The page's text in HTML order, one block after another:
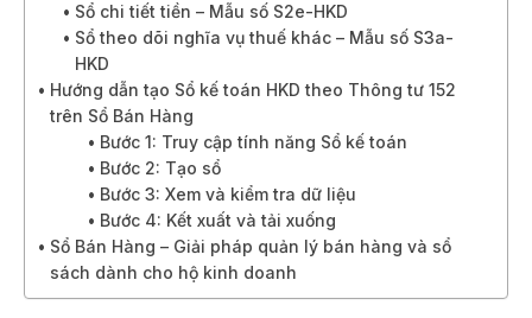
Sổ chi tiết tiền – Mẫu số S2e-HKD
Sổ theo dõi nghĩa vụ thuế khác – Mẫu số S3a-
HKD
Hướng dẫn tạo Sổ kế toán HKD theo Thông tư 152
trên Sổ Bán Hàng
Bước 1: Truy cập tính năng Sổ kế toán
Bước 2: Tạo sổ
Bước 3: Xem và kiểm tra dữ liệu
Bước 4: Kết xuất và tải xuống
Sổ Bán Hàng – Giải pháp quản lý bán hàng và sổ
sách dành cho hộ kinh doanh